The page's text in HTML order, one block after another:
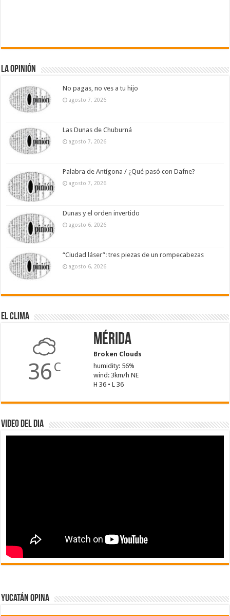
La Opinión
No pagas, no ves a tu hijo
agosto 7, 2026
Las Dunas de Chuburná
agosto 7, 2026
Palabra de Antígona / ¿Qué pasó con Dafne?
agosto 7, 2026
Dunas y el orden invertido
agosto 6, 2026
“Ciudad láser”: tres piezas de un rompecabezas
agosto 6, 2026
El Clima
36 C
Mérida
Broken Clouds
humidity: 56%
wind: 3km/h NE
H 36 • L 36
Video del dia
Yucatán Opina